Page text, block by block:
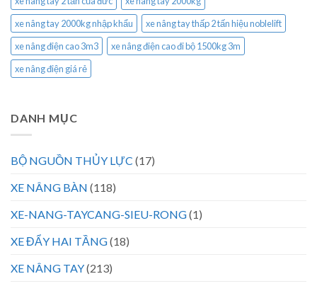
xe nâng tay 2000kg nhập khẩu
xe nâng tay thấp 2 tấn hiệu noblelift
xe nâng điện cao 3m3
xe nâng điện cao đi bộ 1500kg 3m
xe nâng điện giá rẻ
DANH MỤC
BỘ NGUỒN THỦY LỰC (17)
XE NÂNG BÀN (118)
XE-NANG-TAYCANG-SIEU-RONG(1)
XE ĐẨY HAI TẦNG(18)
XE NÂNG TAY(213)